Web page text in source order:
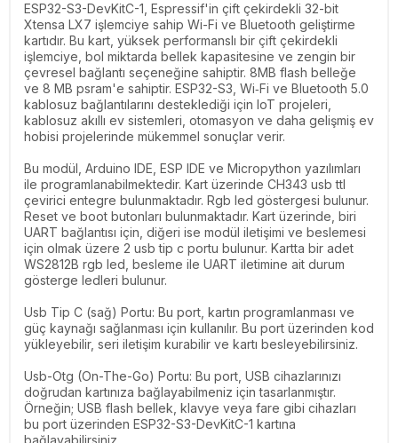
ESP32-S3-DevKitC-1, Espressif'in çift çekirdekli 32-bit
Xtensa LX7 işlemciye sahip Wi-Fi ve Bluetooth geliştirme
kartıdır. Bu kart, yüksek performanslı bir çift çekirdekli
işlemciye, bol miktarda bellek kapasitesine ve zengin bir
çevresel bağlantı seçeneğine sahiptir. 8MB flash belleğe
ve 8 MB psram'e sahiptir. ESP32-S3, Wi‑Fi ve Bluetooth 5.0
kablosuz bağlantılarını desteklediği için IoT projeleri,
kablosuz akıllı ev sistemleri, otomasyon ve daha gelişmiş ev
hobisi projelerinde mükemmel sonuçlar verir.
Bu modül, Arduino IDE, ESP IDE ve Micropython yazılımları
ile programlanabilmektedir. Kart üzerinde CH343 usb ttl
çevirici entegre bulunmaktadır. Rgb led göstergesi bulunur.
Reset ve boot butonları bulunmaktadır. Kart üzerinde, biri
UART bağlantısı için, diğeri ise modül iletişimi ve beslemesi
için olmak üzere 2 usb tip c portu bulunur. Kartta bir adet
WS2812B rgb led, besleme ile UART iletimine ait durum
gösterge ledleri bulunur.
Usb Tip C (sağ) Portu: Bu port, kartın programlanması ve
güç kaynağı sağlanması için kullanılır. Bu port üzerinden kod
yükleyebilir, seri iletişim kurabilir ve kartı besleyebilirsiniz.
Usb-Otg (On-The-Go) Portu: Bu port, USB cihazlarınızı
doğrudan kartınıza bağlayabilmeniz için tasarlanmıştır.
Örneğin; USB flash bellek, klavye veya fare gibi cihazları
bu port üzerinden ESP32-S3-DevKitC-1 kartına